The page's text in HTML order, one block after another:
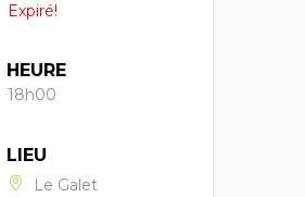
Expiré!
HEURE
18h00
LIEU
Le Galet